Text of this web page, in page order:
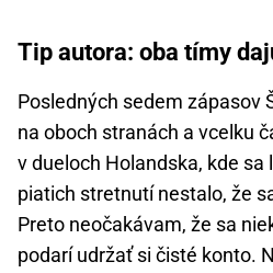
Tip autora: oba tímy
Posledných sedem zápasov
na oboch stranách a vcelku
v dueloch Holandska, kde sa
piatich stretnutí nestalo, že
Preto neočakávam, že sa
podarí udržať si čisté konto.